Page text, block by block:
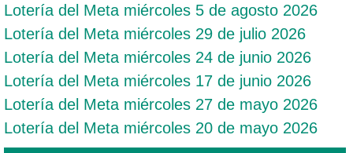
Lotería del Meta miércoles 5 de agosto 2026
Lotería del Meta miércoles 29 de julio 2026
Lotería del Meta miércoles 24 de junio 2026
Lotería del Meta miércoles 17 de junio 2026
Lotería del Meta miércoles 27 de mayo 2026
Lotería del Meta miércoles 20 de mayo 2026